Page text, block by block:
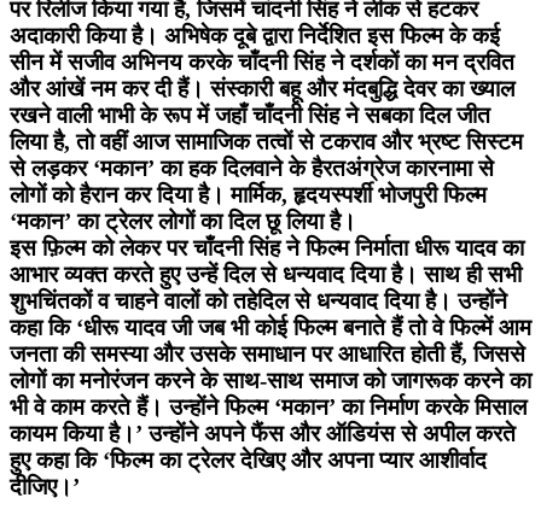
पर रिलीज किया गया है, जिसमें चांदनी सिंह ने लीक से हटकर
अदाकारी किया है। अभिषेक दूबे द्वारा निर्देशित इस फिल्म के कई
सीन में सजीव अभिनय करके चाँदनी सिंह ने दर्शकों का मन द्रवित
और आंखें नम कर दी हैं। संस्कारी बहू और मंदबुद्धि देवर का ख्याल
रखने वाली भाभी के रूप में जहाँ चाँदनी सिंह ने सबका दिल जीत
लिया है, तो वहीं आज सामाजिक तत्वों से टकराव और भ्रष्ट सिस्टम
से लड़कर ‘मकान’ का हक दिलवाने के हैरतअंग्रेज कारनामा से
लोगों को हैरान कर दिया है। मार्मिक, हृदयस्पर्शी भोजपुरी फिल्म
‘मकान’ का ट्रेलर लोगों का दिल छू लिया है।
इस फ़िल्म को लेकर पर चाँदनी सिंह ने फिल्म निर्माता धीरू यादव का
आभार व्यक्त करते हुए उन्हें दिल से धन्यवाद दिया है। साथ ही सभी
शुभचिंतकों व चाहने वालों को तहेदिल से धन्यवाद दिया है। उन्होंने
कहा कि ‘धीरू यादव जी जब भी कोई फिल्म बनाते हैं तो वे फिल्में आम
जनता की समस्या और उसके समाधान पर आधारित होती हैं, जिससे
लोगों का मनोरंजन करने के साथ-साथ समाज को जागरूक करने का
भी वे काम करते हैं। उन्होंने फिल्म ‘मकान’ का निर्माण करके मिसाल
कायम किया है।’ उन्होंने अपने फैंस और ऑडियंस से अपील करते
हुए कहा कि ‘फिल्म का ट्रेलर देखिए और अपना प्यार आशीर्वाद
दीजिए।’